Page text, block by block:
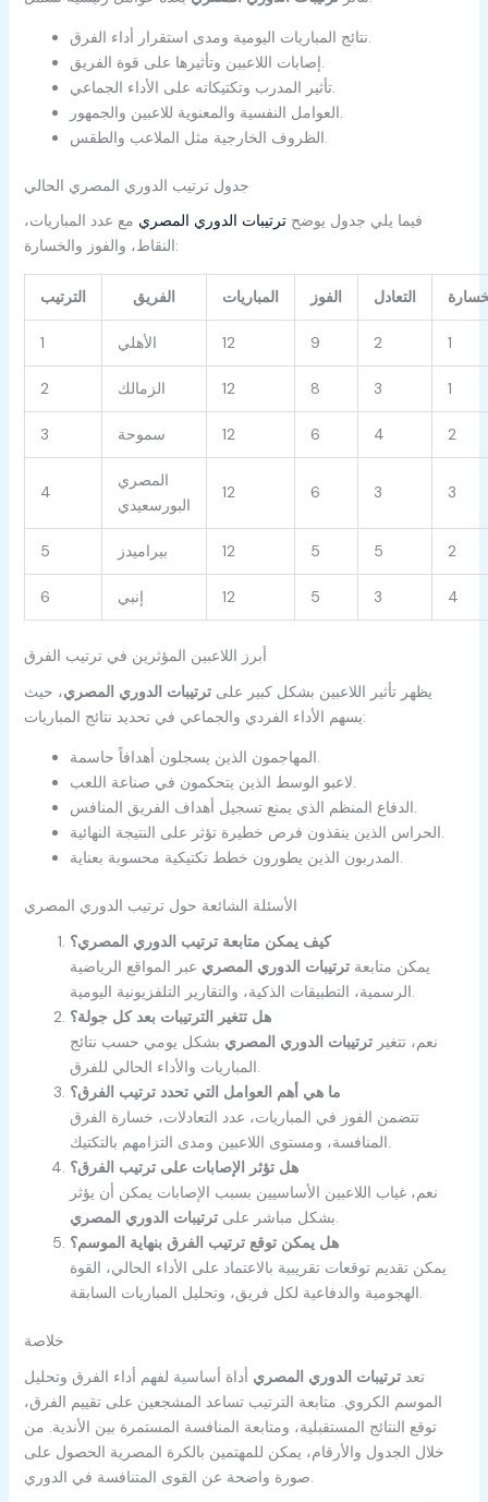
تأثير المدرب وتكتيكاته على الأداء الجماعي.
جدول ترتيب الدوري المصري الحالي
فيما يلي جدول يوضحترتيبات الدوري المصري مع عدد المباريات،
النقاط، والفوز والخسارة:
الترتيب الفريق المباريات الفوز التعادل
1 الأهلي 12 9 2 1
2 الزمالك 12 8 3 1
3 سموحة 12 6 4 2
4
المصري
البورسعيدي
12 6 3 3
5 بيراميدز 12 5 5 2
6 إنبي 12 5 3 4
أبرز اللاعبين المؤثرين في ترتيب الفرق
يظهر تأثير اللاعبين بشكل كبير علىترتيبات الدوري المصري، حيث
يسهم الأداء الفردي والجماعي في تحديد نتائج المباريات:
المهاجمون الذين يسجلون أهدافاً حاسمة.
لاعبو الوسط الذين يتحكمون في صناعة اللعب.
الدفاع المنظم الذي يمنع تسجيل أهداف الفريق المنافس.
الحراس الذين ينقذون فرص خطيرة تؤثر على النتيجة النهائية.
المدربون الذين يطورون خطط تكتيكية محسوبة بعناية.
الأسئلة الشائعة حول ترتيب الدوري المصري
كيف يمكن متابعة ترتيب الدوري المصري؟
يمكن متابعةترتيبات الدوري المصري عبر المواقع الرياضية
الرسمية، التطبيقات الذكية، والتقارير التلفزيونية اليومية.
هل تتغير الترتيبات بعد كل جولة؟
نعم، تتغيرترتيبات الدوري المصري بشكل يومي حسب نتائج
المباريات والأداء الحالي للفرق.
ما هي أهم العوامل التي تحدد ترتيب الفرق؟
تتضمن الفوز في المباريات، عدد التعادلات، خسارة الفرق
المنافسة، ومستوى اللاعبين ومدى التزامهم بالتكتيك.
هل تؤثر الإصابات على ترتيب الفرق؟
نعم، غياب اللاعبين الأساسيين بسبب الإصابات يمكن أن يؤثر
بشكل مباشر علىترتيبات الدوري المصري
.
هل يمكن توقع ترتيب الفرق بنهاية الموسم؟
يمكن تقديم توقعات تقريبية بالاعتماد على الأداء الحالي، القوة
الهجومية والدفاعية لكل فريق، وتحليل المباريات السابقة.
خلاصة
تعدترتيبات الدوري المصري أداة أساسية لفهم أداء الفرق وتحليل
الموسم الكروي. متابعة الترتيب تساعد المشجعين على تقييم الفرق،
توقع النتائج المستقبلية، ومتابعة المنافسة المستمرة بين الأندية. من
خلال الجدول والأرقام، يمكن للمهتمين بالكرة المصرية الحصول على
صورة واضحة عن القوى المتنافسة في الدوري.